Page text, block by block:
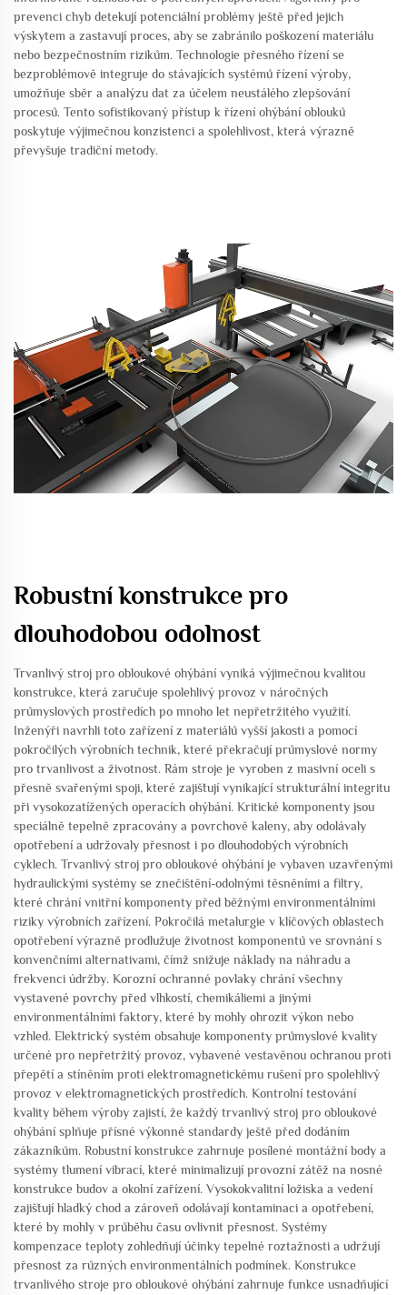
prevenci chyb detekují potenciální problémy ještě před jejich
výskytem a zastavují proces, aby se zabránilo poškození materiálu
nebo bezpečnostním rizikům. Technologie přesného řízení se
bezproblémově integruje do stávajících systémů řízení výroby,
umožňuje sběr a analýzu dat za účelem neustálého zlepšování
procesů. Tento sofistikovaný přístup k řízení ohýbání oblouků
poskytuje výjimečnou konzistenci a spolehlivost, která výrazně
převyšuje tradiční metody.
Robustní konstrukce pro
dlouhodobou odolnost
Trvanlivý stroj pro obloukové ohýbání vyniká výjimečnou kvalitou
konstrukce, která zaručuje spolehlivý provoz v náročných
průmyslových prostředích po mnoho let nepřetržitého využití.
Inženýři navrhli toto zařízení z materiálů vyšší jakosti a pomocí
pokročilých výrobních technik, které překračují průmyslové normy
pro trvanlivost a životnost. Rám stroje je vyroben z masivní oceli s
přesně svařenými spoji, které zajišťují vynikající strukturální integritu
při vysokozatížených operacích ohýbání. Kritické komponenty jsou
speciálně tepelně zpracovány a povrchově kaleny, aby odolávaly
opotřebení a udržovaly přesnost i po dlouhodobých výrobních
cyklech. Trvanlivý stroj pro obloukové ohýbání je vybaven uzavřenými
hydraulickými systémy se znečištění-odolnými těsněními a filtry,
které chrání vnitřní komponenty před běžnými environmentálními
riziky výrobních zařízení. Pokročilá metalurgie v klíčových oblastech
opotřebení výrazně prodlužuje životnost komponentů ve srovnání s
konvenčními alternativami, čímž snižuje náklady na náhradu a
frekvenci údržby. Korozní ochranné povlaky chrání všechny
vystavené povrchy před vlhkostí, chemikáliemi a jinými
environmentálními faktory, které by mohly ohrozit výkon nebo
vzhled. Elektrický systém obsahuje komponenty průmyslové kvality
určené pro nepřetržitý provoz, vybavené vestavěnou ochranou proti
přepětí a stíněním proti elektromagnetickému rušení pro spolehlivý
provoz v elektromagnetických prostředích. Kontrolní testování
kvality během výroby zajistí, že každý trvanlivý stroj pro obloukové
ohýbání splňuje přísné výkonné standardy ještě před dodáním
zákazníkům. Robustní konstrukce zahrnuje posílené montážní body a
systémy tlumení vibrací, které minimalizují provozní zátěž na nosné
konstrukce budov a okolní zařízení. Vysokokvalitní ložiska a vedení
zajišťují hladký chod a zároveň odolávají kontaminaci a opotřebení,
které by mohly v průběhu času ovlivnit přesnost. Systémy
kompenzace teploty zohledňují účinky tepelné roztažnosti a udržují
přesnost za různých environmentálních podmínek. Konstrukce
trvanlivého stroje pro obloukové ohýbání zahrnuje funkce usnadňující